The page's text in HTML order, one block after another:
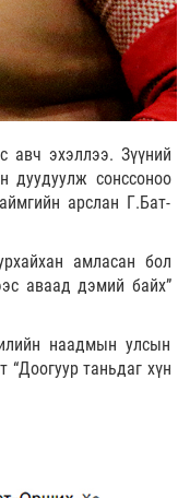
эхэллээ. Зүүний
дуудуулж сонссоноо
арслан Г.Бат-
амласан бол
аваад дэмий байх”
наадмын улсын
таньдаг хүн